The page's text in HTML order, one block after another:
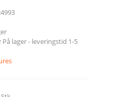
På lager - leveringstid 1-5